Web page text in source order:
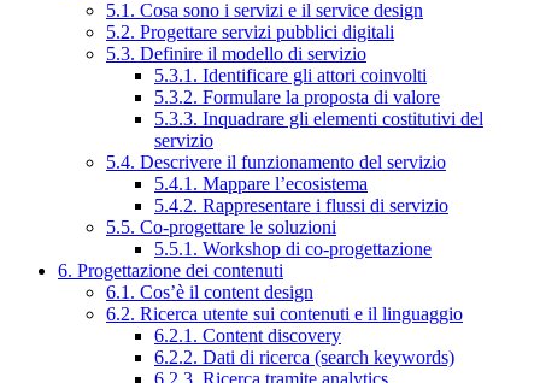
5.1. Cosa sono i servizi e il service design
5.2. Progettare servizi pubblici digitali
5.3. Definire il modello di servizio
5.3.1. Identificare gli attori coinvolti
5.3.2. Formulare la proposta di valore
5.3.3. Inquadrare gli elementi costitutivi del
servizio
5.4. Descrivere il funzionamento del servizio
5.4.1. Mappare l’ecosistema
5.4.2. Rappresentare i flussi di servizio
5.5. Co-progettare le soluzioni
5.5.1. Workshop di co-progettazione
6. Progettazione dei contenuti
6.1. Cos’è il content design
6.2. Ricerca utente sui contenuti e il linguaggio
6.2.1. Content discovery
6.2.2. Dati di ricerca (search keywords)
6.2.3. Ricerca tramite analytics